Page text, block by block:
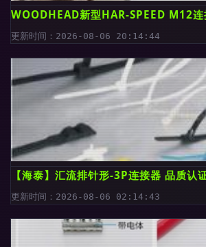
WOODHEAD新型HAR-SPEED M12
更新时间：2026-08-06 20:14:44
【海泰】汇流排针形-3P连接器 品质认
更新时间：2026-08-06 02:14:43